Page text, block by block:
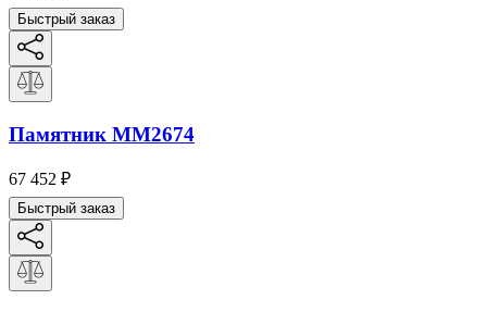
Быстрый заказ
Памятник ММ2674
67 452 ₽
Быстрый заказ